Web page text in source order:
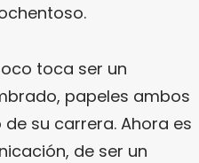
toca ser un
papeles ambos
su carrera. Ahora es
de ser un